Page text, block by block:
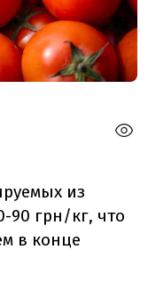
из
90 грн/кг, что
в конце